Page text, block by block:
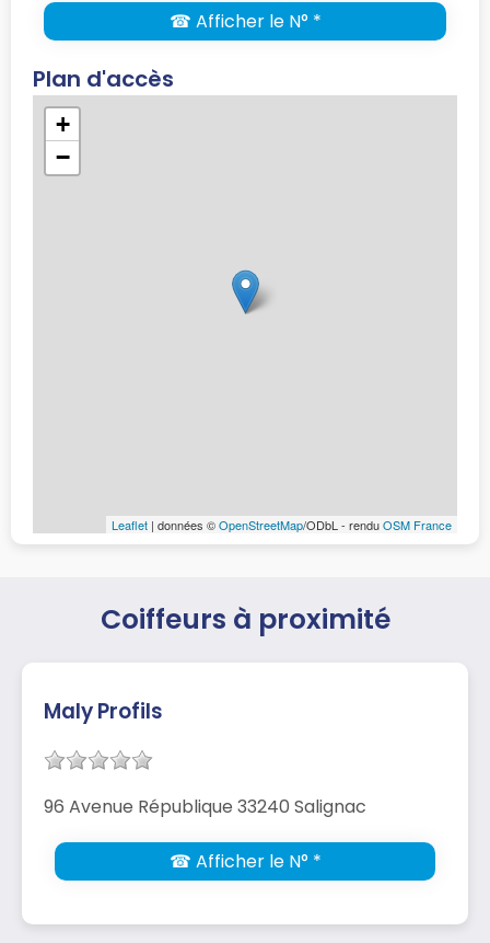
☎ Afficher le N° *
Plan d'accès
+
−
Leaflet | données ©OpenStreetMap/ODbL - renduOSM France
Coiffeurs à proximité
Maly Profils
96 Avenue République 33240 Salignac
☎ Afficher le N° *